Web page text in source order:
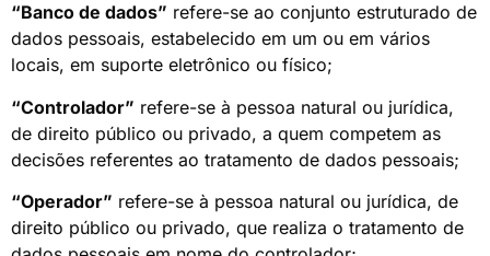
“Banco de dados” refere-se ao conjunto estruturado de
dados pessoais, estabelecido em um ou em vários
locais, em suporte eletrônico ou físico;
“Controlador” refere-se à pessoa natural ou jurídica,
de direito público ou privado, a quem competem as
decisões referentes ao tratamento de dados pessoais;
“Operador” refere-se à pessoa natural ou jurídica, de
direito público ou privado, que realiza o tratamento de